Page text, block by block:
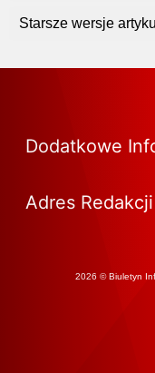
Starsze wersje
Dodatkowe
Adres
2026 © Biuletyn